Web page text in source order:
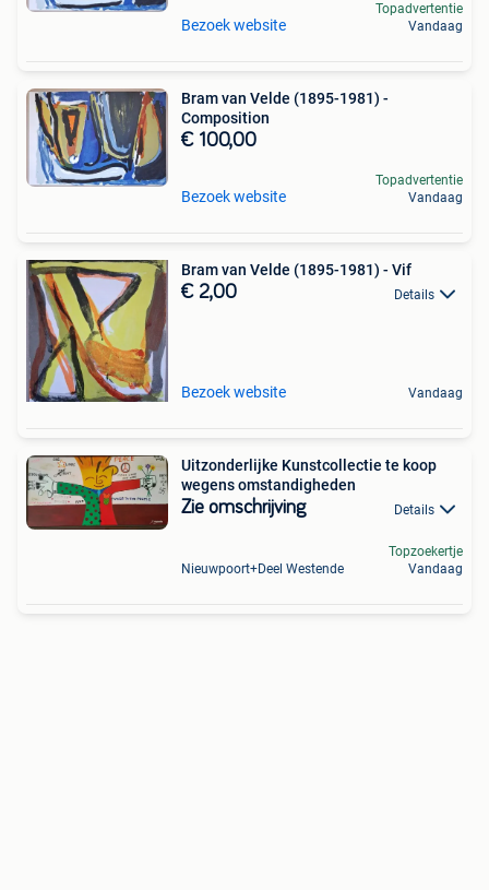
Bezoek website
Topadvertentie
Vandaag
Bram van Velde (1895-1981) -
Composition
€ 100,00
Bezoek website
Topadvertentie
Vandaag
Bram van Velde (1895-1981) - Vif
€ 2,00 Details
Bezoek website Vandaag
Uitzonderlijke Kunstcollectie te koop
wegens omstandigheden
Zie omschrijving Details
Nieuwpoort+Deel Westende
Topzoekertje
Vandaag